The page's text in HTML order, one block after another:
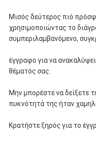
Μισός δεύτερος πιό
χρησιμοποιώντας το
συμπεριλαμβανόμενο,
έγγραφο για να
θέματός σας.
Μην μπορέστε να δείξετε
πυκνότητά της ήταν
Κρατήστε ξηρός για το